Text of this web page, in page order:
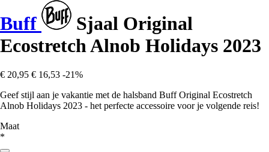
Buff
Sjaal Original
Ecostretch Alnob Holidays 2023
€ 20,95 € 16,53 -21%
Geef stijl aan je vakantie met de halsband Buff Original Ecostretch
Alnob Holidays 2023 - het perfecte accessoire voor je volgende reis!
Maat
*